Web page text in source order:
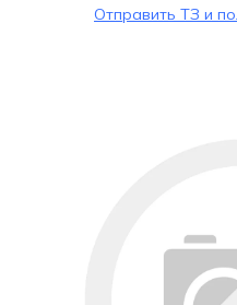
Отправить ТЗ и